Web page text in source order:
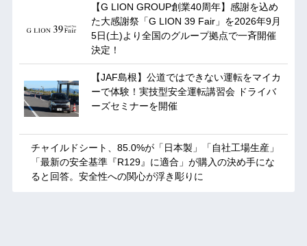
【G LION GROUP創業40周年】感謝を込め
た大感謝祭「G LION 39 Fair」を2026年9月
5日(土)より全国のグループ拠点で一斉開催
決定！
【JAF島根】公道ではできない運転をマイカ
ーで体験！実技型安全運転講習会 ドライバ
ーズセミナーを開催
チャイルドシート、85.0%が「日本製」「自社工場生産」
「最新の安全基準『R129』に適合」が購入の決め手にな
ると回答。安全性への関心が浮き彫りに